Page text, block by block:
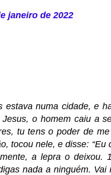
janeiro de 2022
estava numa cidade, e
o homem caiu a
tu tens o poder de me
tocou nele, e disse: “Eu
a lepra o deixou.
nada a ninguém. Vai